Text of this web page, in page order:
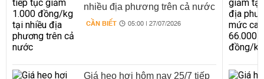
nhiều địa phương trên cả nước
CẦN BIẾT 05:00 | 27/07/2026
Giá heo hơi hôm nay 25/7 tiếp